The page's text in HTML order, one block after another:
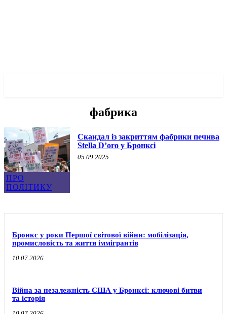
фабрика
ПРО
ПОЛІТИКУ
Скандал із закриттям фабрики печива
Stella D’oro у Бронксі
05.09.2025
Бронкс у роки Першої світової війни: мобілізація,
промисловість та життя іммігрантів
10.07.2026
Війна за незалежність США у Бронксі: ключові битви
та історія